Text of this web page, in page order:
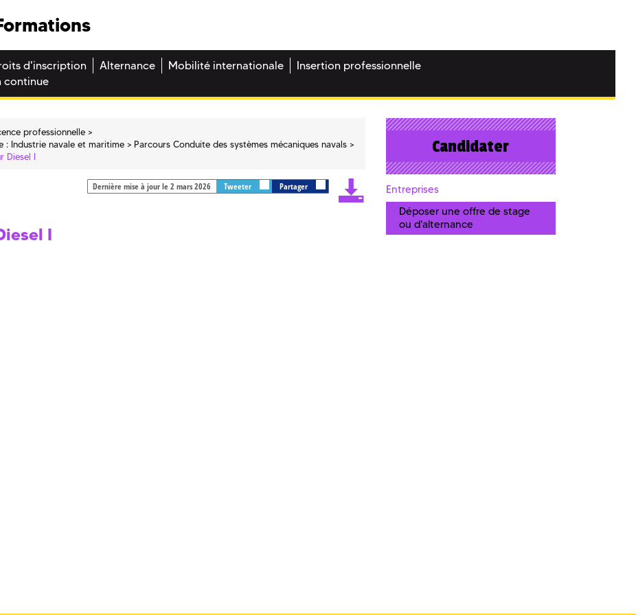
d'inscription Alternance Mobilité internationale
Insertion professionnelle
continue
professionnelle
: Industrie navale et maritime
Parcours Conduite des systèmes mécaniques navals
Diesel I
Dernière mise à jour le 2 mars 2026 Tweeter Partager
I
Candidater
Entreprises
Déposer une offre de stage
ou d'alternance